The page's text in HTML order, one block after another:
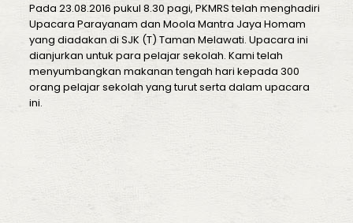
Pada 23.08.2016 pukul 8.30 pagi, PKMRS telah menghadiri
Upacara Parayanam dan Moola Mantra Jaya Homam
yang diadakan di SJK (T) Taman Melawati. Upacara ini
dianjurkan untuk para pelajar sekolah. Kami telah
menyumbangkan makanan tengah hari kepada 300
orang pelajar sekolah yang turut serta dalam upacara
ini.